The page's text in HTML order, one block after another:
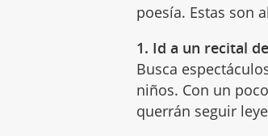
poesía. Estas son
1. Id a un recital
Busca
niños. Con un
querrán seguir